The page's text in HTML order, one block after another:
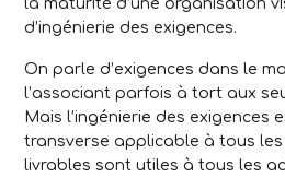
la maturité d’une organisation
d’ingénierie des exigences.
On parle d’exigences dans le
l’associant parfois à tort aux
Mais l’ingénierie des exigences
transverse applicable à tous
livrables sont utiles à tous les